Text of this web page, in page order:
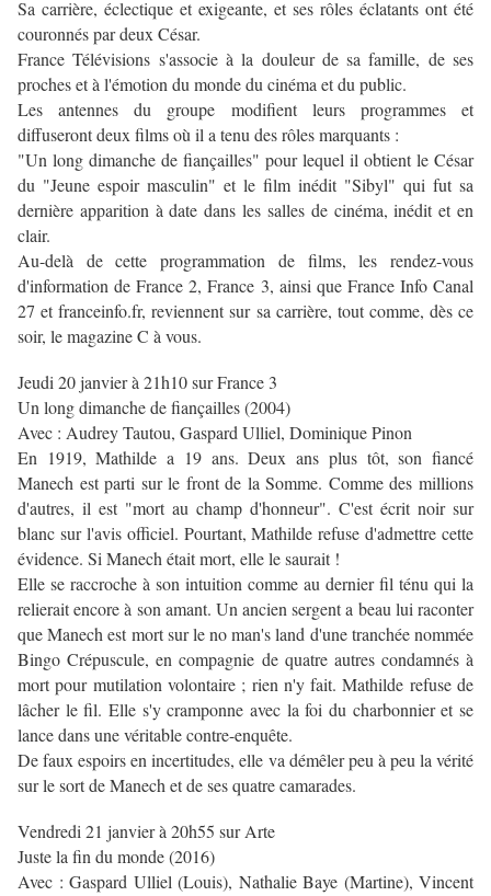
Sa carrière, éclectique et exigeante, et ses rôles éclatants ont été
couronnés par deux César.
France Télévisions s'associe à la douleur de sa famille, de ses
proches et à l'émotion du monde du cinéma et du public.
Les antennes du groupe modifient leurs programmes et
diffuseront deux films où il a tenu des rôles marquants :
"Un long dimanche de fiançailles" pour lequel il obtient le César
du "Jeune espoir masculin" et le film inédit "Sibyl" qui fut sa
dernière apparition à date dans les salles de cinéma, inédit et en
clair.
Au-delà de cette programmation de films, les rendez-vous
d'information de France 2, France 3, ainsi que France Info Canal
27 et franceinfo.fr, reviennent sur sa carrière, tout comme, dès ce
soir, le magazine C à vous.
Jeudi 20 janvier à 21h10 sur France 3
Un long dimanche de fiançailles (2004)
Avec : Audrey Tautou, Gaspard Ulliel, Dominique Pinon
En 1919, Mathilde a 19 ans. Deux ans plus tôt, son fiancé
Manech est parti sur le front de la Somme. Comme des millions
d'autres, il est "mort au champ d'honneur". C'est écrit noir sur
blanc sur l'avis officiel. Pourtant, Mathilde refuse d'admettre cette
évidence. Si Manech était mort, elle le saurait !
Elle se raccroche à son intuition comme au dernier fil ténu qui la
relierait encore à son amant. Un ancien sergent a beau lui raconter
que Manech est mort sur le no man's land d'une tranchée nommée
Bingo Crépuscule, en compagnie de quatre autres condamnés à
mort pour mutilation volontaire ; rien n'y fait. Mathilde refuse de
lâcher le fil. Elle s'y cramponne avec la foi du charbonnier et se
lance dans une véritable contre-enquête.
De faux espoirs en incertitudes, elle va démêler peu à peu la vérité
sur le sort de Manech et de ses quatre camarades.
Vendredi 21 janvier à 20h55 sur Arte
Juste la fin du monde (2016)
Avec : Gaspard Ulliel (Louis), Nathalie Baye (Martine), Vincent